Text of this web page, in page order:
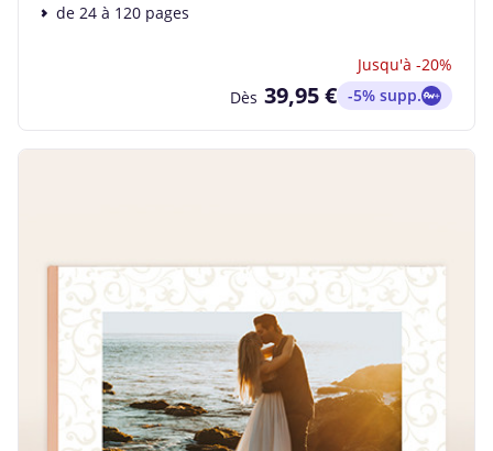
de 24 à 120 pages
Jusqu'à -20%
Dès 39,95 € -5% supp.